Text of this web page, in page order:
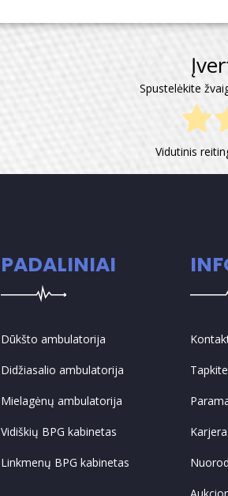
Spustelėkite
Vidutinis
PADALINIAI
Dūkšto ambulatorija
Didžiasalio ambulatorija
Mielagėnų ambulatorija
Vidiškių BPG kabinetas
Linkmenų BPG kabinetas
Karjera